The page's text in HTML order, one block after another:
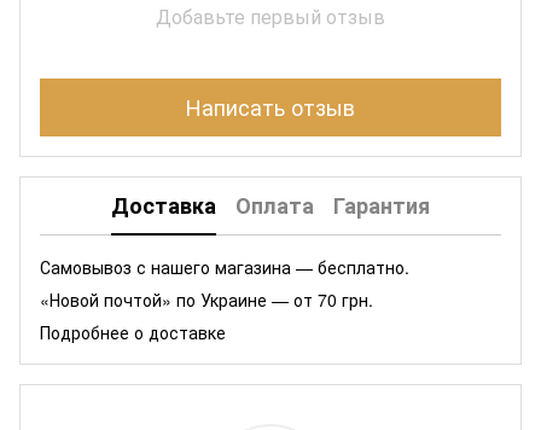
Добавьте первый отзыв
Написать отзыв
Доставка Оплата Гарантия
Самовывоз с нашего магазина — бесплатно.
«Новой почтой» по Украине — от 70 грн.
Подробнее о доставке